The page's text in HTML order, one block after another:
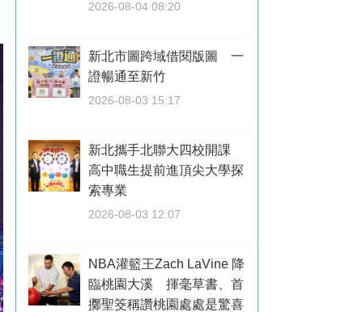
2026-08-04 08:20
新北市圖跨域借閱版圖 一
證暢通至新竹
2026-08-03 15:17
新北攜手北聯大四校開課
高中職生提前進頂尖大學探
索專業
2026-08-03 12:07
NBA灌籃王Zach LaVine 降
臨桃園大溪 揮毫草書、首
擲聖筊稱讚桃園處處是驚喜